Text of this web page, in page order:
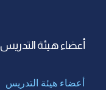
أعضاء هيئة التدريس
أعضاء هيئة التدريس